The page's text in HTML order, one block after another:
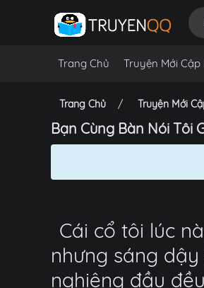
Trang Chủ Truyện Mới Cập
Trang Chủ Truyện Mới
Bạn Cùng Bàn Nói Tôi
Cái cổ tôi lúc
nhưng sáng
nghiêng đầu